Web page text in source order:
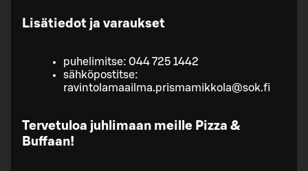
Lisätiedot ja varaukset
puhelimitse: 044 725 1442
sähköpostitse:
ravintolamaailma.prismamikkola@sok.fi
Tervetuloa juhlimaan meille Pizza &
Buffaan!